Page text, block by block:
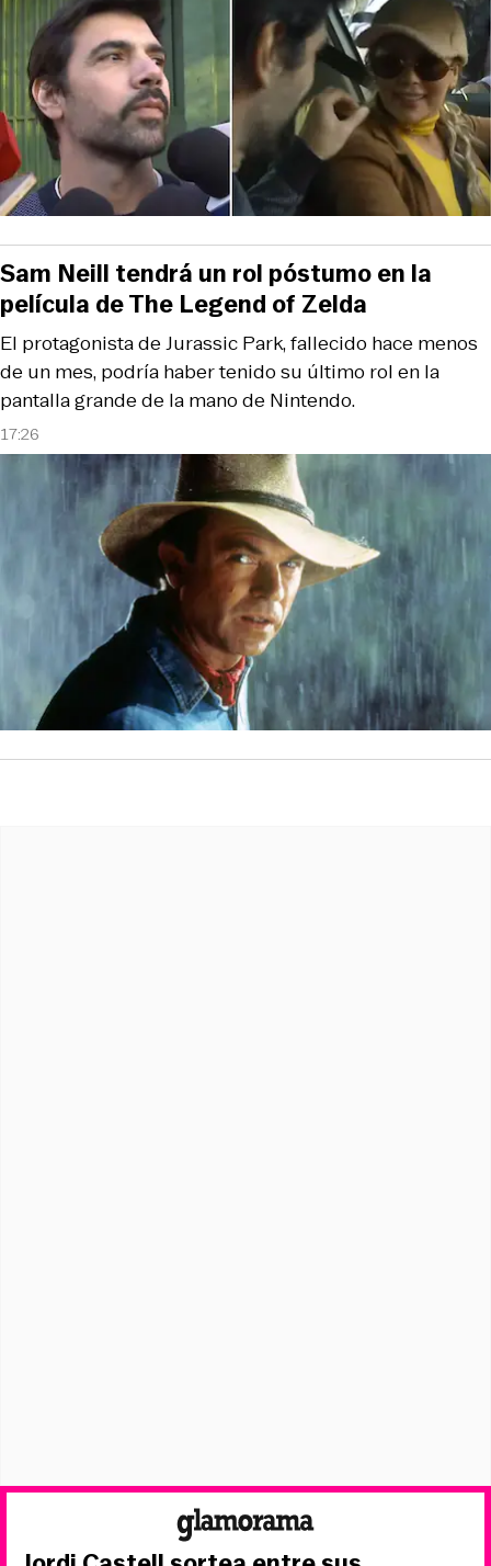
17:26
El protagonista de Jurassic Park, fallecido hace menos
de un mes, podría haber tenido su último rol en la
pantalla grande de la mano de Nintendo.
Sam Neill tendrá un rol póstumo en la
película de The Legend of Zelda